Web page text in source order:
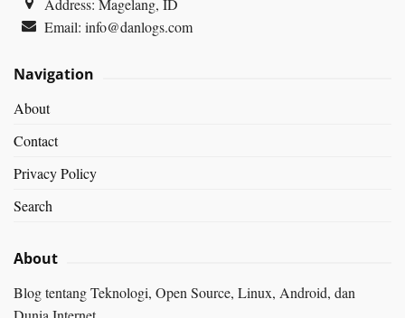
Address: Magelang, ID
Email:info@danlogs.com
Navigation
About
Contact
Privacy Policy
Search
About
Blog tentang Teknologi, Open Source, Linux, Android, dan